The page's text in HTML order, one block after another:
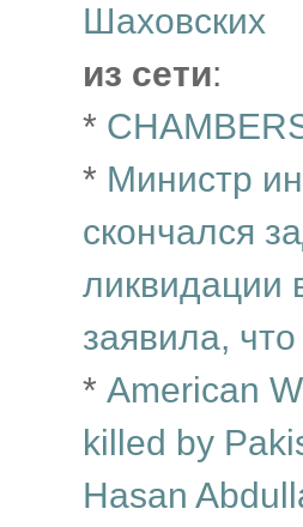
Шаховских
из сети:
*
* Министр
скончался
ликвидации
заявила,
* American
killed by
Hasan